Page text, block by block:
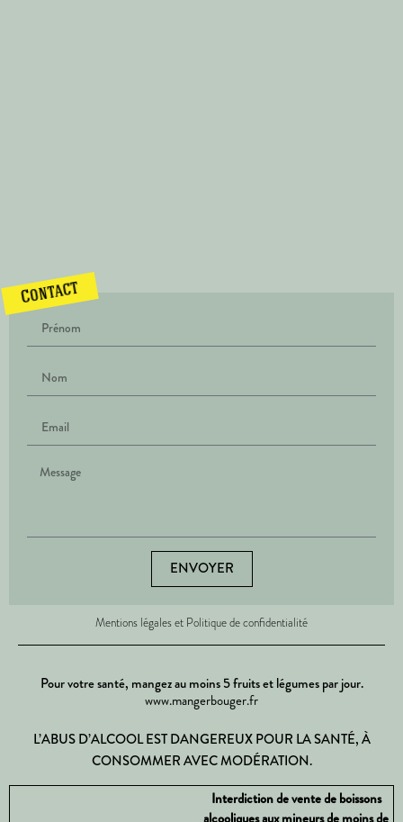
Contact
ENVOYER
Mentions légales et Politique de confidentialité
Pour votre santé, mangez au moins 5 fruits et légumes par jour.
www.mangerbouger.fr
L’ABUS D’ALCOOL EST DANGEREUX POUR LA SANTÉ, À
CONSOMMER AVEC MODÉRATION.
Interdiction de vente de boissons